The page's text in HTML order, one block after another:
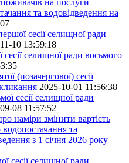
на послуги
та водовідведення на
сесії селищної ради
10 13:59:18
селищної ради восьмого
(позачергової) сесії
2025-10-01 11:56:38
сесії селищної ради
08 11:57:52
наміри змінити вартість
водопостачання та
з 1 січня 2026 року